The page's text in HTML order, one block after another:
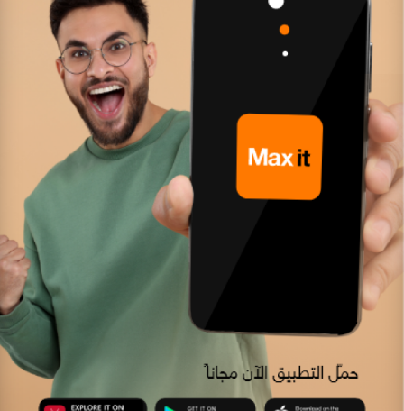
المساعدة
English العربية Orange إكسترا
مكافآت Max it